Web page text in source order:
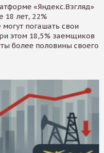
«Яндекс.Взгляд»
18 лет, 22%
погашать свои
этом 18,5% заемщиков
более половины своего